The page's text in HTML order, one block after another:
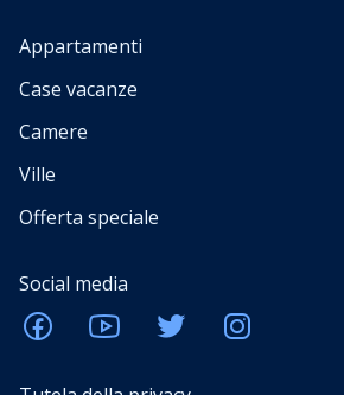
Appartamenti
Case vacanze
Camere
Ville
Offerta speciale
Social media